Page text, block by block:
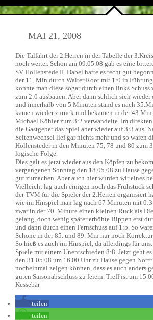
MAI 21, 2008
Die Talfahrt der 2.Herren in der Tabelle der
noch weiter. Schon am 09.05.08 gab es eine
SV Hollenstede II. Dabei hatte es recht gut
der 11. Min durch Walter Root mit 1:0 in
konnte man diese sogar durch einen links
zum 2:0 ausbauen. Aber dann schlich sich
und innerhalb von 5 Minuten stand es nach
kamen wieder zurück und bekamen in der
Michael Köhler zum 3:2 verwandelte. Im
die Gastgeber das Spiel aber wieder auf 3:3 aus.
Seitenwechsel lief gar nichts mehr und so waren
Hollensteder in den Minuten 75, 78 und 80 zum
logische Folge.
Dies galt es jetzt wieder aus den Köpfen zu
vergangenen Sonntag den 18.05.08 zu Hause
gut zumachen. Aber auch hier wurden wir eines
Vielleicht lag auch einigen noch das Frühstück
der TVM für die Spieler der 2.Herren organisiert
wie im Hinspiel man lag nach 67 Minuten mit 0:3
zwar in der 70. Minute einen kleinen Ruck als
gelang, doch wenig später erhöhte Bippen erst
und dann durch einen Fernschuss auf 1:5. So
Schone in der 85. und 89. Min nur noch
So hieß es auch im Hinspiel, da allerdings für
Spiele mit einem Unentschieden 8:8. Jetzt geht
den 31.05.08 um 16.00 Uhr zu Hause gegen
nocheinmal zeigen können, dass es auch anders
guten Saisonabschluss zu feiern. Treff ist um
Kessebär
teilen
teilen